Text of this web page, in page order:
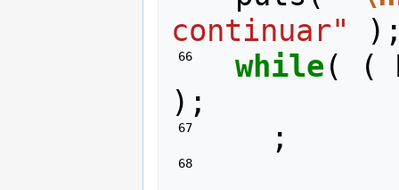
continuar"
66 while ( (
);
67 ;
68